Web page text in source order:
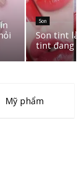
Son
Son tint là
tint đang
Mỹ phẩm